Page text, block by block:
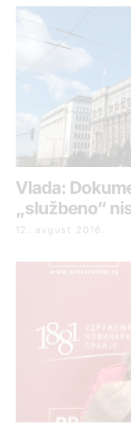
Vlada:
„službeno“
12. avgust 2016.